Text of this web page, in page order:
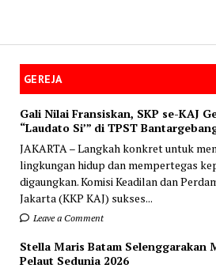
GEREJA
Gali Nilai Fransiskan, SKP se-KAJ
“Laudato Si’” di TPST
JAKARTA – Langkah konkret untuk
lingkungan hidup dan mempertegas
digaungkan. Komisi Keadilan dan
Jakarta (KKP KAJ) sukses...
Leave a Comment
Stella Maris Batam Selenggarakan
Pelaut Sedunia 2026